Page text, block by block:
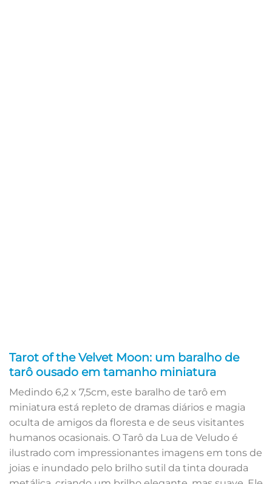
Tarot of the Velvet Moon: um baralho de
tarô ousado em tamanho miniatura
Medindo 6,2 x 7,5cm, este baralho de tarô em
miniatura está repleto de dramas diários e magia
oculta de amigos da floresta e de seus visitantes
humanos ocasionais. O Tarô da Lua de Veludo é
ilustrado com impressionantes imagens em tons de
joias e inundado pelo brilho sutil da tinta dourada